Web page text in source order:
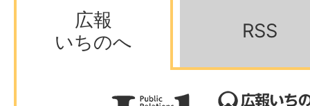
2026年07月30日 募集
公募型プロポーザル一戸町道
広報
いちのへ
RSS